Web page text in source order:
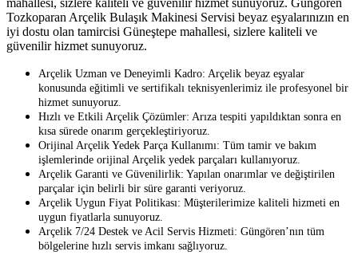
Tozkoparan Arçelik Bulaşık Makinesi Servisi beyaz eşyalarınızın en
iyi dostu olan tamircisi Güneştepe mahallesi, sizlere kaliteli ve
güvenilir hizmet sunuyoruz.
Arçelik Uzman ve Deneyimli Kadro: Arçelik beyaz eşyalar
konusunda eğitimli ve sertifikalı teknisyenlerimiz ile profesyonel bir
hizmet sunuyoruz.
Hızlı ve Etkili Arçelik Çözümler: Arıza tespiti yapıldıktan sonra en
kısa sürede onarım gerçekleştiriyoruz.
Orijinal Arçelik Yedek Parça Kullanımı: Tüm tamir ve bakım
işlemlerinde orijinal Arçelik yedek parçaları kullanıyoruz.
Arçelik Garanti ve Güvenilirlik: Yapılan onarımlar ve değiştirilen
parçalar için belirli bir süre garanti veriyoruz.
Arçelik Uygun Fiyat Politikası: Müşterilerimize kaliteli hizmeti en
uygun fiyatlarla sunuyoruz.
Arçelik 7/24 Destek ve Acil Servis Hizmeti: Güngören’nın tüm
bölgelerine hızlı servis imkanı sağlıyoruz.